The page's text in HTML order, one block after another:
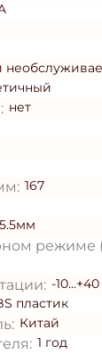
нет
167
режиме
-10...+40
пластик
Китай
1 год